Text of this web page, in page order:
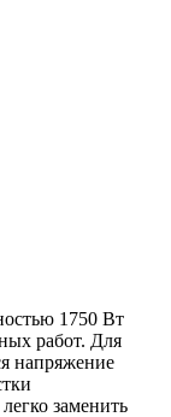
1750 Вт
работ. Для
напряжение
заменить